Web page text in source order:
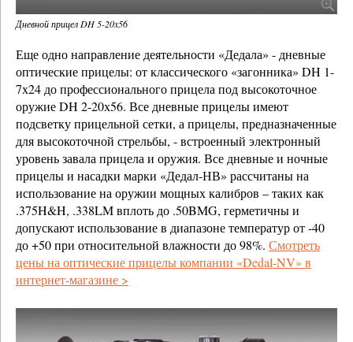
Дневной прицел DH 5-20x56
Еще одно направление деятельности «Дедала» - дневные
оптические прицелы: от классического «загонника» DH 1-
7х24 до профессионального прицела под высокоточное
оружие DH 2-20х56. Все дневные прицелы имеют
подсветку прицельной сетки, а прицелы, предназначенные
для высокоточной стрельбы, - встроенный электронный
уровень завала прицела и оружия. Все дневные и ночные
прицелы и насадки марки «Дедал-НВ» рассчитаны на
использование на оружии мощных калибров – таких как
.375H&H, .338LM вплоть до .50BMG, герметичны и
допускают использование в диапазоне температур от -40
до +50 при относительной влажности до 98%. Смотреть
цены на оптические прицелы компании «Dedal-NV» в
интернет-магазине >